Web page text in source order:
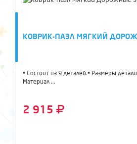
КОВРИК-ПАЗЛ МЯГКИЙ
• Состоит из 9 деталей.• Размеры
Материал ...
2 915